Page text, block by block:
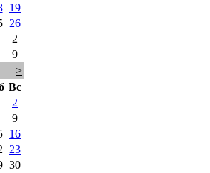
19
26
2
9
>
Вс
2
9
16
23
30